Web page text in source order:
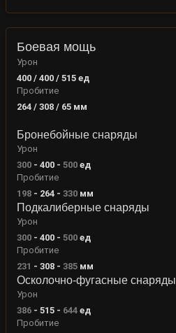
Боевая мощь
Урон
400 / 400 / 515 ед
Пробитие
264 / 308 / 65 мм
Бронебойные снаряды
Урон
300- 400- 500ед
Пробитие
198- 264- 330 мм
Подкалиберные снаряды
Урон
300- 400- 500ед
Пробитие
231 - 308- 385 мм
Осколочно-фугасные снаряды
Урон
386- 515- 644ед
Пробитие